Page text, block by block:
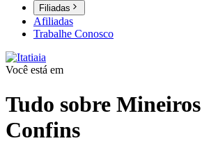
Filiadas
Afiliadas
Trabalhe Conosco
Você está em
Tudo sobre
Confins